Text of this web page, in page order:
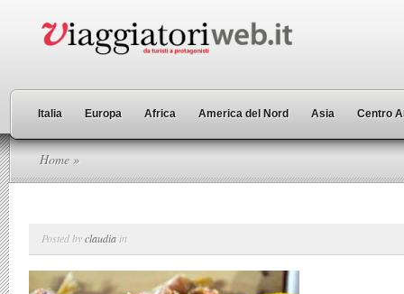
Italia Europa Africa America del Nord Asia Centro
Home »
Posted byclaudia in